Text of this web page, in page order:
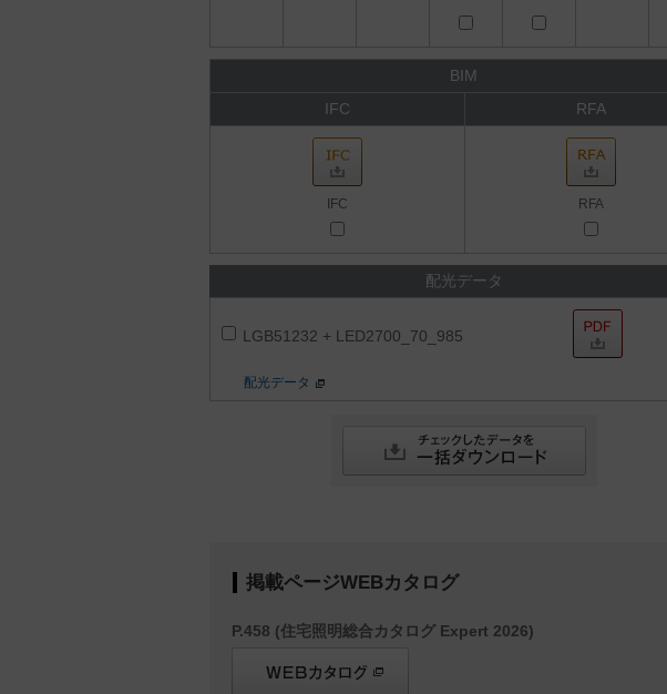
BIM
IFC
RFA
IFC RFA
配光データ
LGB51232 + LED2700_70_985
配光データ
掲載ページWEBカタログ
P.458 (住宅照明総合カタログ Expert 2026)